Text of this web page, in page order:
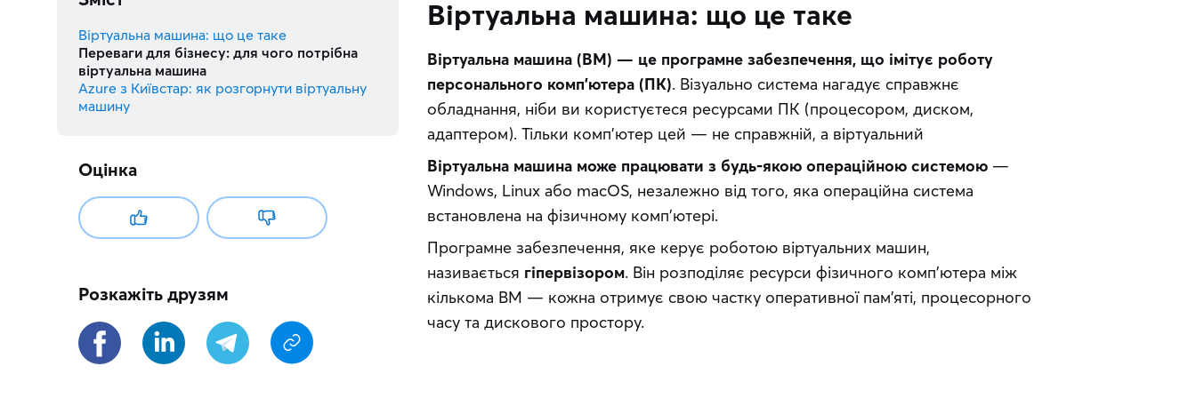
Віртуальна машина: що це таке
Віртуальна машина (ВМ) — це програмне забезпечення, що імітує роботу
персонального комп’ютера (ПК). Візуально система нагадує справжнє
обладнання, ніби ви користуєтеся ресурсами ПК (процесором, диском,
адаптером). Тільки комп’ютер цей — не справжній, а віртуальний
Віртуальна машина може працювати з будь-якою операційною системою —
Windows, Linux або macOS, незалежно від того, яка операційна система
встановлена на фізичному комп’ютері.
Програмне забезпечення, яке керує роботою віртуальних машин,
називається гіпервізором. Він розподіляє ресурси фізичного комп’ютера між
кількома ВМ — кожна отримує свою частку оперативної пам’яті, процесорного
часу та дискового простору.
Віртуальна машина: що це таке
Переваги для бізнесу: для чого потрібна
віртуальна машина
Azure з Київстар: як розгорнути віртуальну
машину
Оцінка
Розкажіть друзям